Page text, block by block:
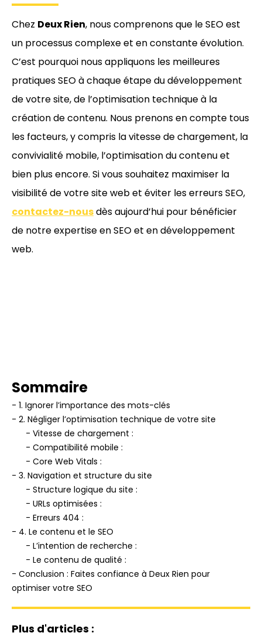
Chez Deux Rien, nous comprenons que le SEO est
un processus complexe et en constante évolution.
C’est pourquoi nous appliquons les meilleures
pratiques SEO à chaque étape du développement
de votre site, de l’optimisation technique à la
création de contenu. Nous prenons en compte tous
les facteurs, y compris la vitesse de chargement, la
convivialité mobile, l’optimisation du contenu et
bien plus encore. Si vous souhaitez maximiser la
visibilité de votre site web et éviter les erreurs SEO,
contactez-nousdès aujourd’hui pour bénéficier
de notre expertise en SEO et en développement
web.
Sommaire
- 1. Ignorer l’importance des mots-clés
- 2. Négliger l’optimisation technique de votre site
- Vitesse de chargement :
- Compatibilité mobile :
- Core Web Vitals :
- 3. Navigation et structure du site
- Structure logique du site :
- URLs optimisées :
- Erreurs 404 :
- 4. Le contenu et le SEO
- L’intention de recherche :
- Le contenu de qualité :
- Conclusion : Faites confiance à Deux Rien pour
optimiser votre SEO
Plus d'articles :